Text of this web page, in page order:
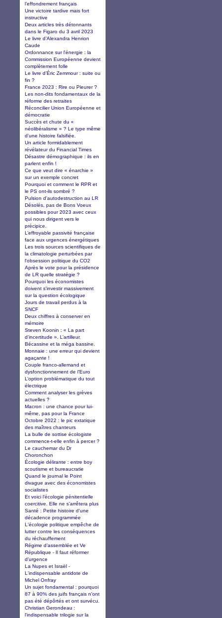
l’effondrement français
Une victoire tardive mais fort
instructive
Deux articles très détonnants
dans le Figaro du 3 avril 2023
Le livre d’Alexandra Henrion
Caude
Ordonnance sur l'énergie : la
Commission Européenne devient
complètement folle
Le livre d’Éric Zemmour : suite ou
fin ?
France 2023 : Rire ou Pleurer ?
Les non-dits fondamentaux de la
réforme des retraites
Réconcilier Union Européenne et
démocratie
Succès et chute du «
néolibéralisme » ? Le type même
d’une histoire falsifiée.
Un article formidablement
révélateur du Financial Times
Désastre démographique : ils en
parlent enfin !
Ce que veut dire « énarchie »
sur un exemple concret
Pourquoi et comment le RPR et
le PS ont-ils sombré ?
Pulsion d'autodestruction au LR
Désolés, pas de Bons Voeux
possibles pour 2023 avec ceux
qui nous dirigent vers le
précipice.
L’effroyable passivité française
face aux urgences énergétiques
Les trois sources scientifiques de
la climatologie perturbées par
l'obsession politique du CO2
Après le vote pour la présidence
de LR quelle stratégie ?
Pourquoi les économistes
doivent s'investir massivement
sur la question écologique
Jours de travail perdus à la
SNCF
Deux chiffres à conserver en
mémoire
Steven Koonin : « La part
d’incertitude ». L’artilleur.
Bécassine et la méga bassine.
Monnaie : une erreur qui devient
agaçante !
Couple franco-allemand et
dysfonctionnement de l’Euro
L’option problématique du tout
électrique
Comment analyser les grèves
actuelles ?
Macron : une chance pour lui-
même, pas pour la France
Octobre 2022 : le pic extatique
des maîtres chanteurs
La bulle de sottise écologiste
commence-t-elle enfin à percer ?
Le cauchemar du Dr
Choronchon
Écologie délirante : entre boy
scoutisme et bureaucratie
Quand le journal le Point
divague avec des économistes
socialistes
Et voici l’écologie pénitentielle
coercitive. Elle ne s’arrêtera plus
Santé : Petite histoire d’une
décadence programmée
L'écologie politique empêche de
lutter contre les conséquences
du réchauffement
Régime d’assemblée et Ve
République - Il faut réformer
d'urgence
La Nupes et Israël -
L'indispensable antidote de
Michel Onfray
Un sujet fondamental : pourquoi
87 à 90% des juifs français n'ont
pas été dépôrtés et ont survécu.
Christian Gerondeau :
l'indispensable trilogie sur la